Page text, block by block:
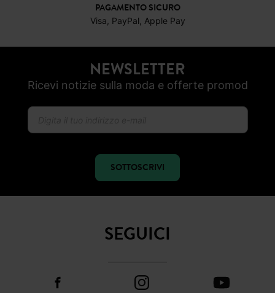
PAGAMENTO SICURO
Visa, PayPal, Apple Pay
NEWSLETTER
Ricevi notizie sulla moda e offerte promod
SOTTOSCRIVI
SEGUICI